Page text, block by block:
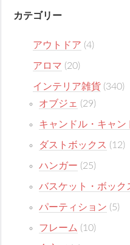
カテゴリー
アウトドア (4)
アロマ (20)
インテリア雑貨 (340)
オブジェ (29)
キャンドル・キャン
ダストボックス (12)
ハンガー (25)
バスケット・ボック
パーティション (5)
フレーム (10)